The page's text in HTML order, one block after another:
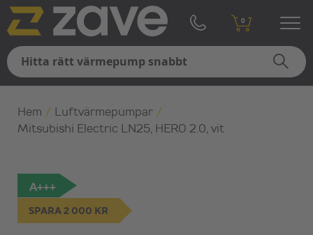
0
Hem / Luftvärmepumpar /
Mitsubishi Electric LN25, HERO 2.0, vit
A+++
SPARA 2 000 KR